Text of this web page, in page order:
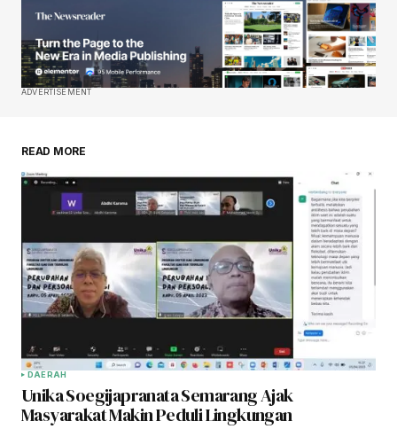
Your email address will not be published.
Required fields are marked*
Comment*
Your Name
Your E-mail*
Save my name, email, and website in this
browser for the next time I comment.
Submit Comment
ADVERTISEMENT
READ MORE
DAERAH
Unika Soegijapranata Semarang Ajak
Masyarakat Makin Peduli Lingkungan